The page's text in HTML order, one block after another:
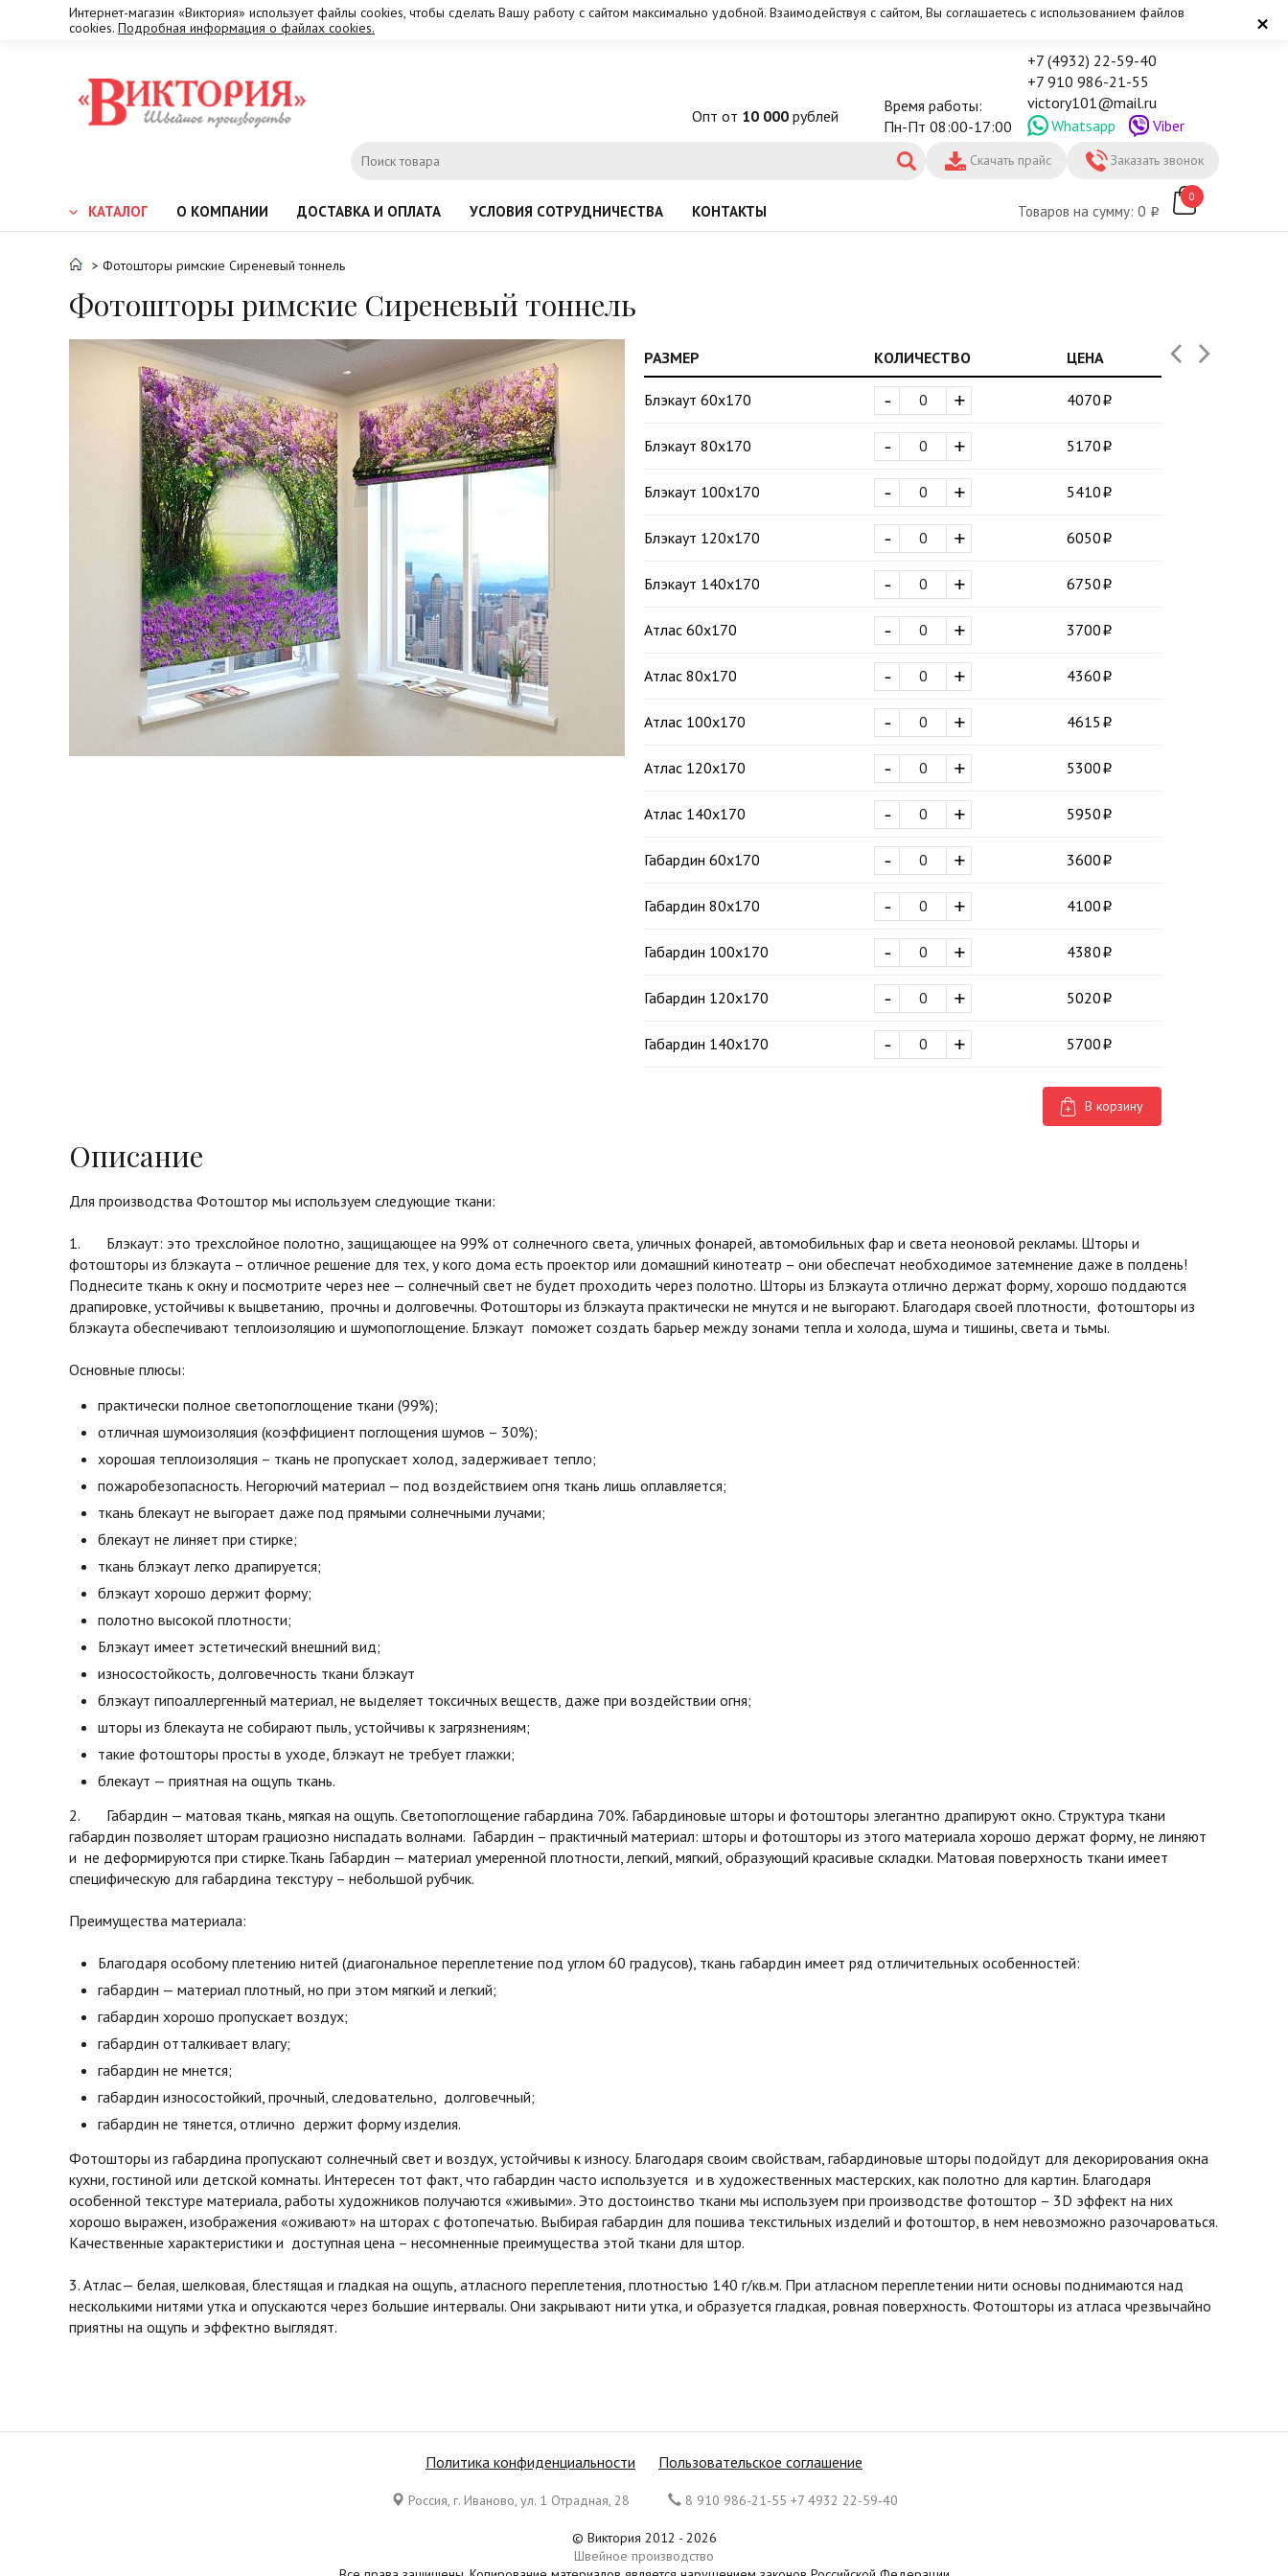
×
Интернет-магазин «Виктория» использует файлы cookies, чтобы сделать Вашу работу с сайтом максимально удобной. Взаимодействуя с сайтом, Вы соглашаетесь с использованием файлов
cookies. Подробная информация о файлах cookies.
Опт от 10 000 рублей
Время работы:
Пн-Пт 08:00-17:00
+7 (4932) 22-59-40
+7 910 986-21-55
victory101@mail.ru
Whatsapp
Viber
Заказать звонок
Скачать прайс
КАТАЛОГ О КОМПАНИИ ДОСТАВКА И ОПЛАТА УСЛОВИЯ СОТРУДНИЧЕСТВА КОНТАКТЫ Товаров на сумму: 0
0
> Фотошторы римские Сиреневый тоннель
Фотошторы римские Сиреневый тоннель
РАЗМЕР КОЛИЧЕСТВО ЦЕНА
Блэкаут 60х170 +
- 4070
Блэкаут 80х170 +
- 5170
Блэкаут 100х170 +
- 5410
Блэкаут 120х170 +
- 6050
Блэкаут 140х170 +
- 6750
Атлас 60х170 +
- 3700
Атлас 80х170 +
- 4360
Атлас 100х170 +
- 4615
Атлас 120х170 +
- 5300
Атлас 140х170 +
- 5950
Габардин 60х170 +
- 3600
Габардин 80х170 +
- 4100
Габардин 100х170 +
- 4380
Габардин 120х170 +
- 5020
Габардин 140х170 +
- 5700
В корзину
Описание
Для производства Фотоштор мы используем следующие ткани:
1. Блэкаут: это трехслойное полотно, защищающее на 99% от солнечного света, уличных фонарей, автомобильных фар и света неоновой рекламы. Шторы и
фотошторы из блэкаута – отличное решение для тех, у кого дома есть проектор или домашний кинотеатр – они обеспечат необходимое затемнение даже в полдень!
Поднесите ткань к окну и посмотрите через нее — солнечный свет не будет проходить через полотно. Шторы из Блэкаута отлично держат форму, хорошо поддаются
драпировке, устойчивы к выцветанию, прочны и долговечны. Фотошторы из блэкаута практически не мнутся и не выгорают. Благодаря своей плотности, фотошторы из
блэкаута обеспечивают теплоизоляцию и шумопоглощение. Блэкаут поможет создать барьер между зонами тепла и холода, шума и тишины, света и тьмы.
Основные плюсы:
практически полное светопоглощение ткани (99%);
отличная шумоизоляция (коэффициент поглощения шумов – 30%);
хорошая теплоизоляция – ткань не пропускает холод, задерживает тепло;
пожаробезопасность. Негорючий материал — под воздействием огня ткань лишь оплавляется;
ткань блекаут не выгорает даже под прямыми солнечными лучами;
блекаут не линяет при стирке;
ткань блэкаут легко драпируется;
блэкаут хорошо держит форму;
полотно высокой плотности;
Блэкаут имеет эстетический внешний вид;
износостойкость, долговечность ткани блэкаут
блэкаут гипоаллергенный материал, не выделяет токсичных веществ, даже при воздействии огня;
шторы из блекаута не собирают пыль, устойчивы к загрязнениям;
такие фотошторы просты в уходе, блэкаут не требует глажки;
блекаут — приятная на ощупь ткань.
2. Габардин — матовая ткань, мягкая на ощупь. Светопоглощение габардина 70%. Габардиновые шторы и фотошторы элегантно драпируют окно. Структура ткани
габардин позволяет шторам грациозно ниспадать волнами. Габардин – практичный материал: шторы и фотошторы из этого материала хорошо держат форму, не линяют
и не деформируются при стирке.Ткань Габардин — материал умеренной плотности, легкий, мягкий, образующий красивые складки. Матовая поверхность ткани имеет
специфическую для габардина текстуру – небольшой рубчик.
Преимущества материала:
Благодаря особому плетению нитей (диагональное переплетение под углом 60 градусов), ткань габардин имеет ряд отличительных особенностей:
габардин — материал плотный, но при этом мягкий и легкий;
габардин хорошо пропускает воздух;
габардин отталкивает влагу;
габардин не мнется;
габардин износостойкий, прочный, следовательно, долговечный;
габардин не тянется, отлично держит форму изделия.
Фотошторы из габардина пропускают солнечный свет и воздух, устойчивы к износу. Благодаря своим свойствам, габардиновые шторы подойдут для декорирования окна
кухни, гостиной или детской комнаты. Интересен тот факт, что габардин часто используется и в художественных мастерских, как полотно для картин. Благодаря
особенной текстуре материала, работы художников получаются «живыми». Это достоинство ткани мы используем при производстве фотоштор – 3D эффект на них
хорошо выражен, изображения «оживают» на шторах с фотопечатью. Выбирая габардин для пошива текстильных изделий и фотоштор, в нем невозможно разочароваться.
Качественные характеристики и доступная цена – несомненные преимущества этой ткани для штор.
3. Атлас— белая, шелковая, блестящая и гладкая на ощупь, атласного переплетения, плотностью 140 г/кв.м. При атласном переплетении нити основы поднимаются над
несколькими нитями утка и опускаются через большие интервалы. Они закрывают нити утка, и образуется гладкая, ровная поверхность. Фотошторы из атласа чрезвычайно
приятны на ощупь и эффектно выглядят.
Политика конфиденциальности Пользовательское соглашение
Россия, г. Иваново, ул. 1 Отрадная, 28 8 910 986-21-55 +7 4932 22-59-40
© Виктория 2012 - 2026
Швейное производство